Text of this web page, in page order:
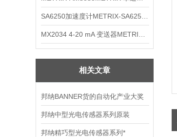
相关文章
邦纳BANNER货的自动化产业大奖
邦纳中型光电传感器系列原装
邦纳精巧型光电传感器系列*